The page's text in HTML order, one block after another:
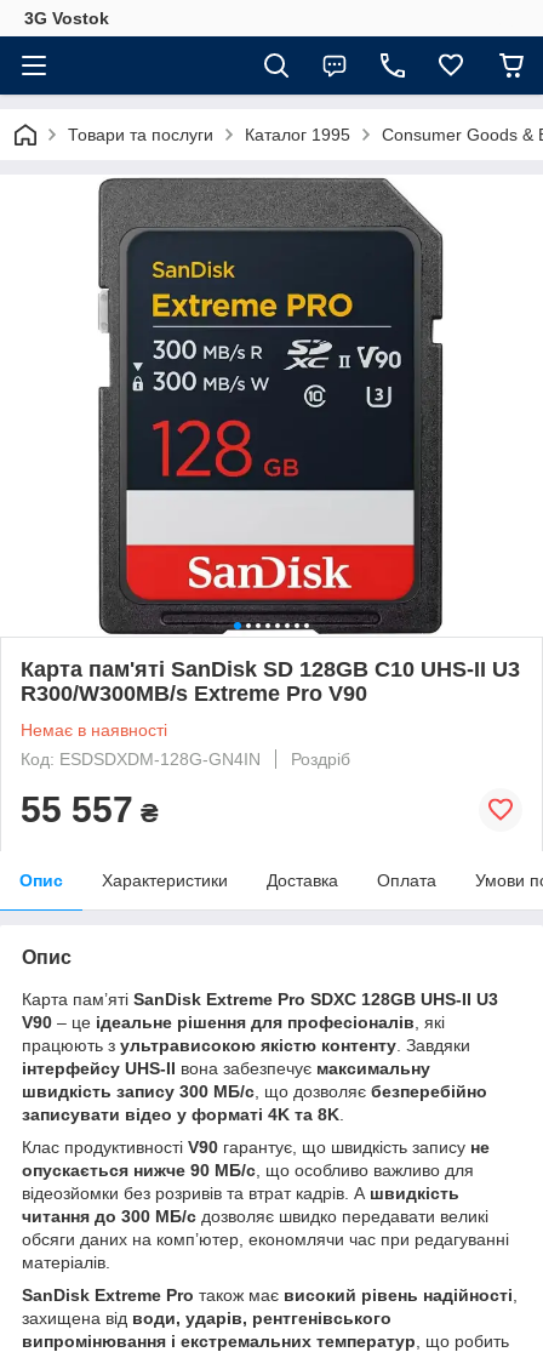
3G Vostok
Товари та послуги Каталог 1995 Consumer Goods &
Карта пам'яті SanDisk SD 128GB C10 UHS-II U3
R300/W300MB/s Extreme Pro V90
Немає в наявності
Код: ESDSDXDM-128G-GN4IN
Роздріб
55 557 ₴
Опис Характеристики Доставка Оплата Умови
Опис
Карта пам’яті SanDisk Extreme Pro SDXC 128GB UHS-II U3
V90 – це ідеальне рішення для професіоналів , які
працюють з ультрависокою якістю контенту . Завдяки
інтерфейсу UHS-II вона забезпечує максимальну
швидкість запису 300 МБ/с , що дозволяє безперебійно
записувати відео у форматі 4K та 8K
Клас продуктивності V90 гарантує, що швидкість запису не
опускається нижче 90 МБ/с , що особливо важливо для
відеозйомки без розривів та втрат кадрів. А швидкість
читання до 300 МБ/с дозволяє швидко передавати великі
обсяги даних на комп’ютер, економлячи час при редагуванні
матеріалів.
SanDisk Extreme Pro також має високий рівень надійності
захищена від води, ударів, рентгенівського
випромінювання і екстремальних температур , що робить